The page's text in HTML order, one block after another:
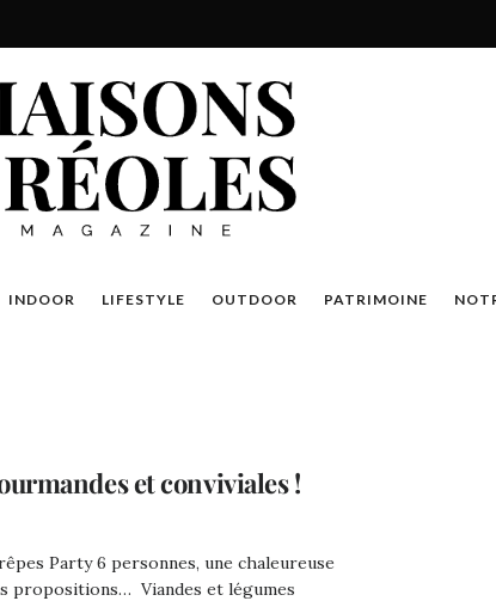
INDOOR LIFESTYLE OUTDOOR PATRIMOINE
et conviviales !
Party 6 personnes, une chaleureuse
propositions… Viandes et légumes